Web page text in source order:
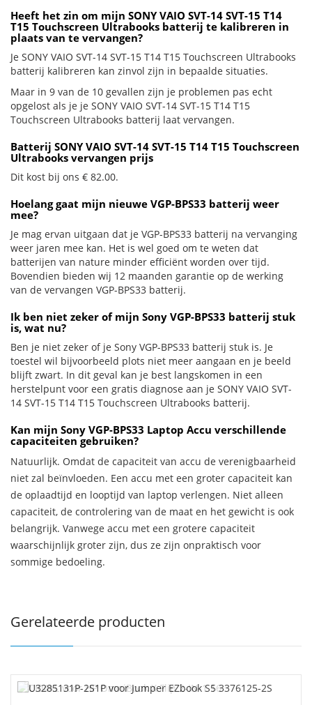
Heeft het zin om mijn SONY VAIO SVT-14 SVT-15 T14
T15 Touchscreen Ultrabooks batterij te kalibreren in
plaats van te vervangen?
Je SONY VAIO SVT-14 SVT-15 T14 T15 Touchscreen Ultrabooks
batterij kalibreren kan zinvol zijn in bepaalde situaties.
Maar in 9 van de 10 gevallen zijn je problemen pas echt
opgelost als je je SONY VAIO SVT-14 SVT-15 T14 T15
Touchscreen Ultrabooks batterij laat vervangen.
Batterij SONY VAIO SVT-14 SVT-15 T14 T15 Touchscreen
Ultrabooks vervangen prijs
Dit kost bij ons € 82.00.
Hoelang gaat mijn nieuwe VGP-BPS33 batterij weer
mee?
Je mag ervan uitgaan dat je VGP-BPS33 batterij na vervanging
weer jaren mee kan. Het is wel goed om te weten dat
batterijen van nature minder efficiënt worden over tijd.
Bovendien bieden wij 12 maanden garantie op de werking
van de vervangen VGP-BPS33 batterij.
Ik ben niet zeker of mijn Sony VGP-BPS33 batterij stuk
is, wat nu?
Ben je niet zeker of je Sony VGP-BPS33 batterij stuk is. Je
toestel wil bijvoorbeeld plots niet meer aangaan en je beeld
blijft zwart. In dit geval kan je best langskomen in een
herstelpunt voor een gratis diagnose aan je SONY VAIO SVT-
14 SVT-15 T14 T15 Touchscreen Ultrabooks batterij.
Kan mijn Sony VGP-BPS33 Laptop Accu verschillende
capaciteiten gebruiken?
Natuurlijk. Omdat de capaciteit van accu de verenigbaarheid
niet zal beïnvloeden. Een accu met een groter capaciteit kan
de oplaadtijd en looptijd van laptop verlengen. Niet alleen
capaciteit, de controlering van de maat en het gewicht is ook
belangrijk. Vanwege accu met een grotere capaciteit
waarschijnlijk groter zijn, dus ze zijn onpraktisch voor
sommige bedoeling.
Gerelateerde producten